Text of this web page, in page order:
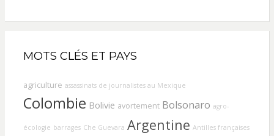
MOTS CLÉS ET PAYS
agriculture assassinats de journalistes au Mexique
Colombie Bolivie avortement Bolsonaro agro-
écologie barrages Che Guevara Argentine Antilles françaises